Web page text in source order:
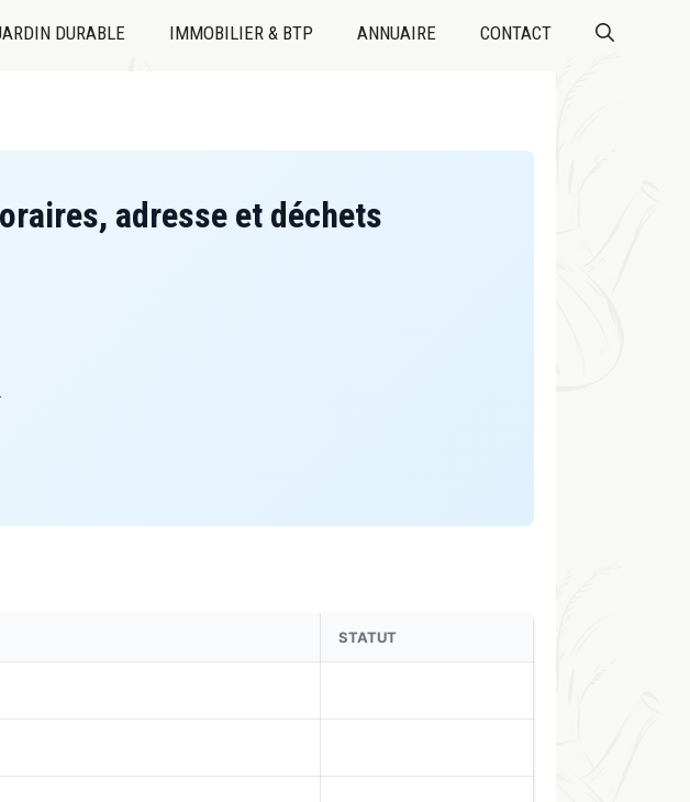
DURABLE IMMOBILIER & BTP ANNUAIRE CONTACT
adresse et déchets
STATUT